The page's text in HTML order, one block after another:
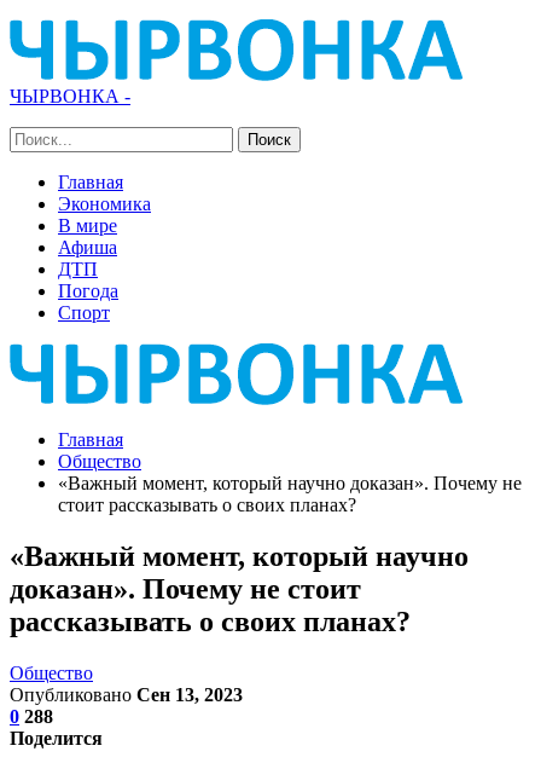
ЧЫРВОНКА -
Главная
Экономика
В мире
Афиша
ДТП
Погода
Спорт
Главная
Общество
«Важный момент, который научно доказан». Почему не
стоит рассказывать о своих планах?
«Важный момент, который научно
доказан». Почему не стоит
рассказывать о своих планах?
Общество
Опубликовано Сен 13, 2023
0 288
Поделится